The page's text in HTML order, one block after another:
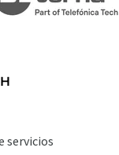
servicios